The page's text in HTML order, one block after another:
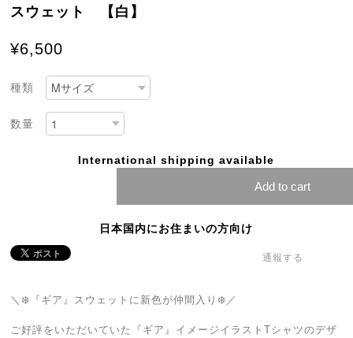
スウェット 【白】
¥6,500
種類
数量
International shipping available
Add to cart
日本国内にお住まいの方向け
通報する
＼❄️『ギア』スウェットに新色が仲間入り❄️／
ご好評をいただいていた『ギア』イメージイラストTシャツのデザ